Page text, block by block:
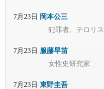
7月23日 岡本公三
犯罪者、テロリス
7月23日 服藤早苗
女性史研究家
7月23日 東野圭吾